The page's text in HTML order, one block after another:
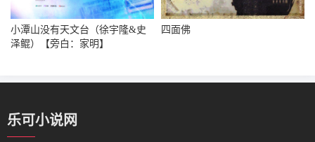
小潭山没有天文台（徐宇隆&史
泽鲲）【旁白：家明】
四面佛
乐可小说网